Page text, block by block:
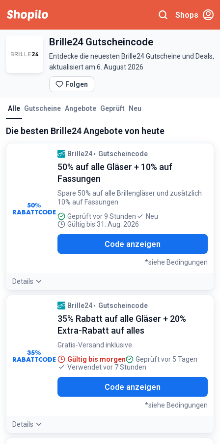
Shops
Brille24 Gutscheincode
Entdecke die neuesten Brille24 Gutscheine und Deals,
aktualisiert am 6. August 2026
Folgen
Alle Gutscheine Angebote Geprüft Neu
Die besten Brille24 Angebote von heute
50%
RABATTCODE
Brille24 Gutscheincode
50% auf alle Gläser + 10% auf
Fassungen
Spare 50% auf alle Brillengläser und zusätzlich
10% auf Fassungen
Geprüft vor 9 Stunden
Neu
Gültig bis 31. Aug. 2026
Code anzeigen
*siehe Bedingungen
Details
Gilt für alle Gläser und Fassungen
35%
RABATTCODE
Brille24 Gutscheincode
35% Rabatt auf alle Gläser + 20%
Extra-Rabatt auf alles
Gratis-Versand inklusive
Gültig bis morgen
Geprüft vor 5 Tagen
Verwendet vor 7 Stunden
Code anzeigen
*siehe Bedingungen
Details